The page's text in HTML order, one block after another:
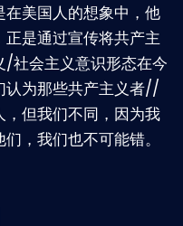
美国人的想象中，他
是通过宣传将共产主
/社会主义意识形态在今
认为那些共产主义者//
但我们不同，因为我
，我们也不可能错。